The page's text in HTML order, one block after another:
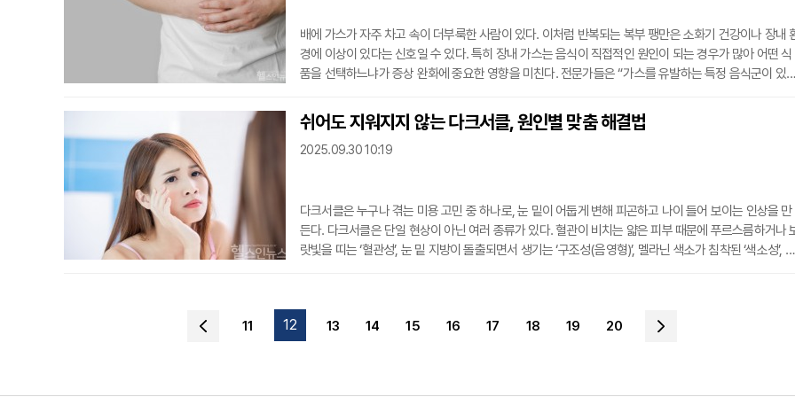
배에 가스가 자주 차고 속이 더부룩한 사람이 있다. 이처럼 반복되는 복부 팽만은 소화기 건강이나 장내
경에 이상이 있다는 신호일 수 있다. 특히 장내 가스는 음식이 직접적인 원인이 되는 경우가 많아 어떤 식
품을 선택하느냐가 증상 완화에 중요한 영향을 미친다. 전문가들은 “가스를 유발하는 특정 음식군이 있으
을 겪는다면 무심코 먹던 음식부터 점검해 보는 것이 필요하다.◇ 고포드맵(FODMAP) 식품 복부 팽만의
가장 흔한 원인 중 하나로 지목되는 것이 바로 ‘고포드맵(FODMAP)’ 식품이다. 포드맵은 발효가 쉬운 당
류와 당알
쉬어도 지워지지 않는 다크서클, 원인별 맞춤 해결법
2025.09.30 10:19
다크서클은 누구나 겪는 미용 고민 중 하나로, 눈 밑이 어둡게 변해 피곤하고 나이 들어 보이는 인상을 만
든다. 다크서클은 단일 현상이 아닌 여러 종류가 있다. 혈관이 비치는 얇은 피부 때문에 푸르스름하거나
랏빛을 띠는 ‘혈관성’, 눈 밑 지방이 돌출되면서 생기는 ‘구조성(음영형)’, 멜라닌 색소가 침착된 ‘색소성’, 그
인한 가려움증으로 눈을 자주 비비면 색소침착이 더해져 갈색 다크서클이 나타나기도 한다.◇구
11
12 13 14 15 16 17 18 19 20